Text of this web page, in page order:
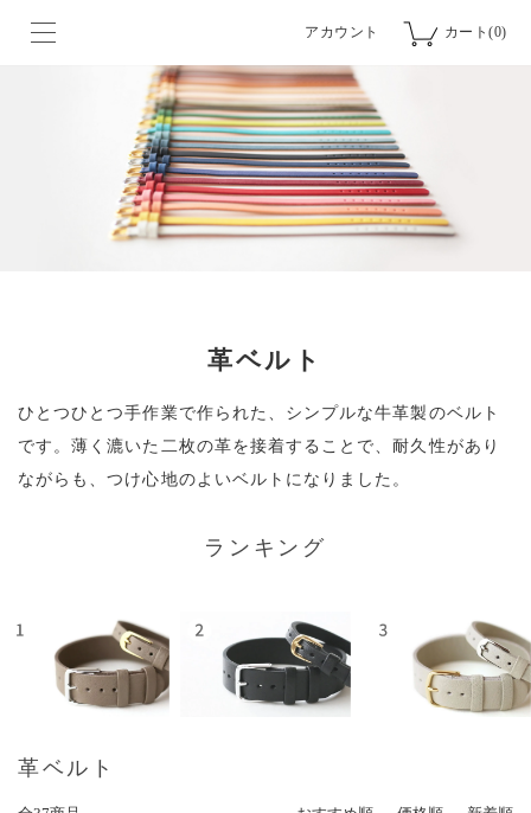
アカウント カート(0)
革ベルト
ひとつひとつ手作業で作られた、シンプルな牛革製のベルト
です。薄く漉いた二枚の革を接着することで、耐久性があり
ながらも、つけ心地のよいベルトになりました。
ランキング
革ベルト